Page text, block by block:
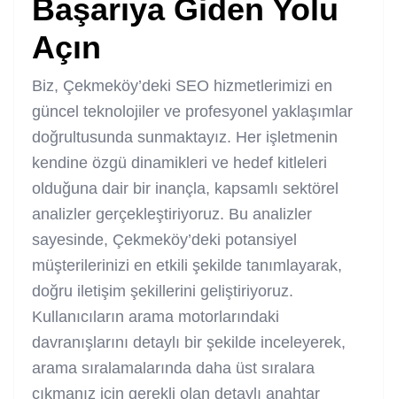
Başarıya Giden Yolu
Açın
Biz, Çekmeköy’deki SEO hizmetlerimizi en
güncel teknolojiler ve profesyonel yaklaşımlar
doğrultusunda sunmaktayız. Her işletmenin
kendine özgü dinamikleri ve hedef kitleleri
olduğuna dair bir inançla, kapsamlı sektörel
analizler gerçekleştiriyoruz. Bu analizler
sayesinde, Çekmeköy’deki potansiyel
müşterilerinizi en etkili şekilde tanımlayarak,
doğru iletişim şekillerini geliştiriyoruz.
Kullanıcıların arama motorlarındaki
davranışlarını detaylı bir şekilde inceleyerek,
arama sıralamalarında daha üst sıralara
çıkmanız için gerekli olan detaylı anahtar